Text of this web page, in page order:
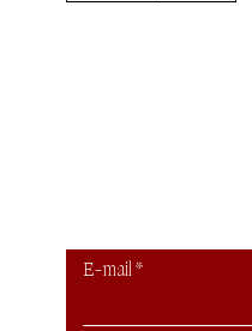
E-mail